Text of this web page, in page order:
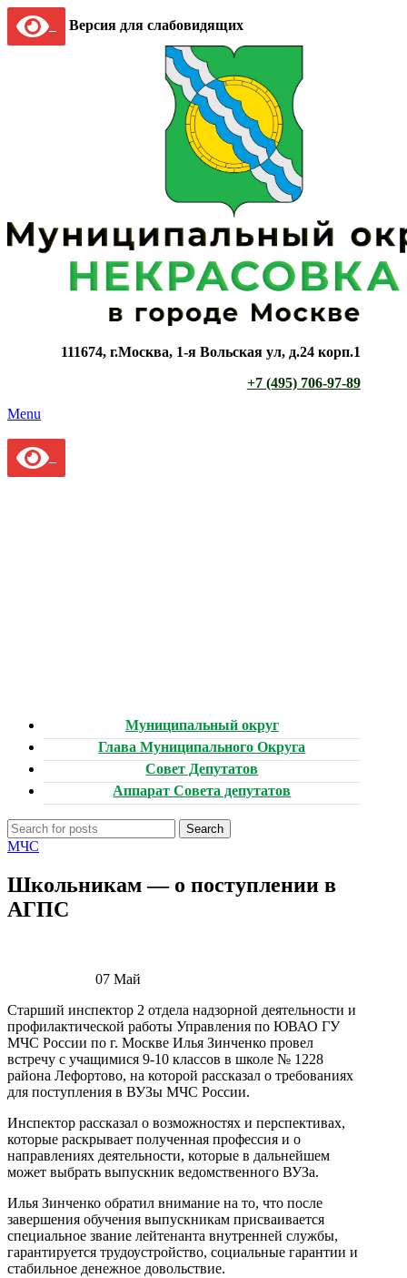
Версия для слабовидящих
111674, г.Москва, 1-я Вольская ул, д.24 корп.1
+7 (495) 706-97-89
Menu
Муниципальный округ
Глава Муниципального Округа
Совет Депутатов
Аппарат Совета депутатов
Search
МЧС
Школьникам — о поступлении в
АГПС
07Май
Старший инспектор 2 отдела надзорной деятельности и
профилактической работы Управления по ЮВАО ГУ
МЧС России по г. Москве Илья Зинченко провел
встречу с учащимися 9-10 классов в школе № 1228
района Лефортово, на которой рассказал о требованиях
для поступления в ВУЗы МЧС России.
Инспектор рассказал о возможностях и перспективах,
которые раскрывает полученная профессия и о
направлениях деятельности, которые в дальнейшем
может выбрать выпускник ведомственного ВУЗа.
Илья Зинченко обратил внимание на то, что после
завершения обучения выпускникам присваивается
специальное звание лейтенанта внутренней службы,
гарантируется трудоустройство, социальные гарантии и
стабильное денежное довольствие.